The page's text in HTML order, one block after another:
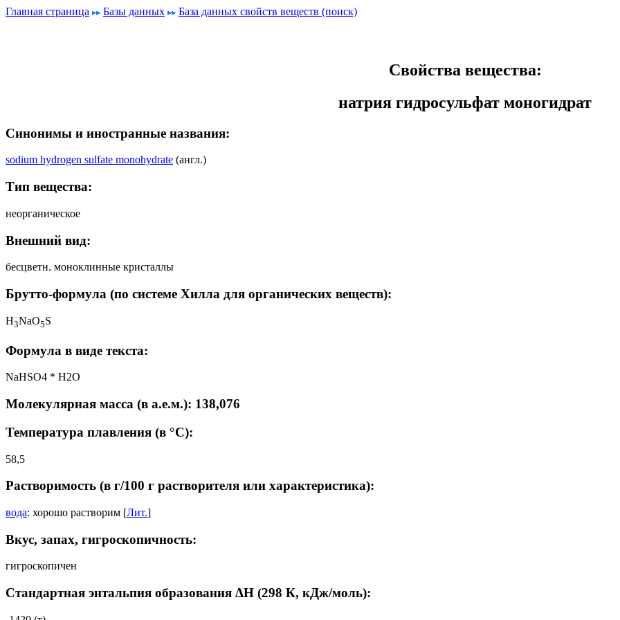
Главная страница Базы данных База данных свойств веществ (поиск)
Свойства вещества:
натрия гидросульфат моногидрат
Синонимы и иностранные названия:
sodium hydrogen sulfate monohydrate (англ.)
Тип вещества:
неорганическое
Внешний вид:
бесцветн. моноклинные кристаллы
Брутто-формула (по системе Хилла для органических веществ):
H3NaO5S
Формула в виде текста:
NaHSO4 * H2O
Молекулярная масса (в а.е.м.): 138,076
Температура плавления (в °C):
58,5
Растворимость (в г/100 г растворителя или характеристика):
вода: хорошо растворим [Лит.]
Вкус, запах, гигроскопичность:
гигроскопичен
Стандартная энтальпия образования ΔH (298 К, кДж/моль):